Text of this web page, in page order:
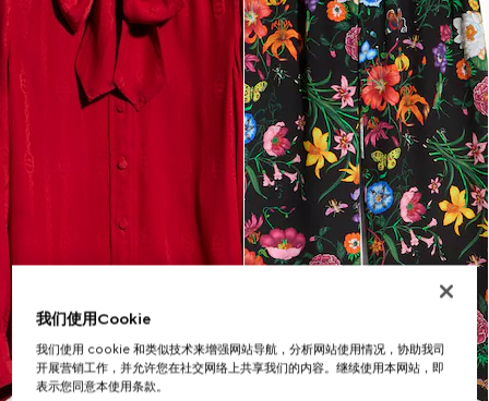
我们使用Cookie
我们使用 cookie 和类似技术来增强网站导航，分析网站使用情况，协助我司
开展营销工作，并允许您在社交网络上共享我们的内容。继续使用本网站，即
表示您同意本使用条款。